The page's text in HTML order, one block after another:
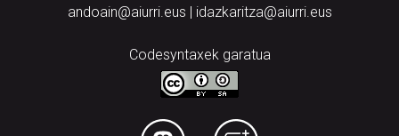
andoain@aiurri.eus | idazkaritza@aiurri.eus
Codesyntaxek garatua